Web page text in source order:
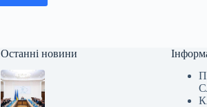
Останні новини